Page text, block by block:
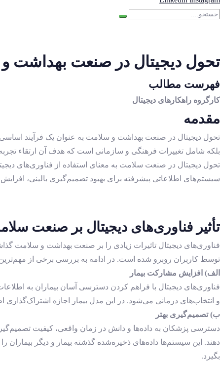
تحول دیجیتال در صنعت بهداشت
فهرست مطالب
کارگروه راهکارهای دیجیتال
مقدمه
تحول دیجیتال در صنعت بهداشت و سلامت به عنوان یک فرآیند اساسی
بلکه شامل تغییرات فرهنگی و سازمانی است که هدف آن ارتقاء
سیستم‌های اطلاعاتی پیشرفته برای بهبود تصمیم‌گیری بالینی،
تأثیر فناوری‌های دیجیتال بر صنعت
فناوری‌های دیجیتال تاثیرات زیادی را بر صنعت بهداشت و سلامت
توسط کاربران روبرو شده است. در ادامه به بررسی برخی از
الف) افزایش مشارکت بیمار
فناوری‌های دیجیتال با فراهم کردن دسترسی آسان بیماران به
و انتخاب‌های درمانی می‌شود. در این مدل بیمار اجازه اشتراک‌گذاری
ب) تصمیم‌گیری بهتر
دسترسی پزشکان به داده‌ها و دانش در زمان واقعی، کیفیت
دهند. این سیستم‌ها داده‌های ذخیره‌‌شده گذشته بیمار و دیگر بیماران
بگیرد.